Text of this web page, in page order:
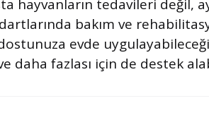
hayvanların tedavileri değil,
bakım ve
evde
daha fazlası için de destek